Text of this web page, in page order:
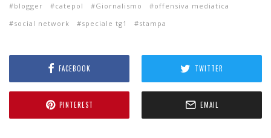
blogger
catepol Giornalismo
offensiva mediatica
social network
speciale tg1 stampa
FACEBOOK TWITTER
PINTEREST EMAIL